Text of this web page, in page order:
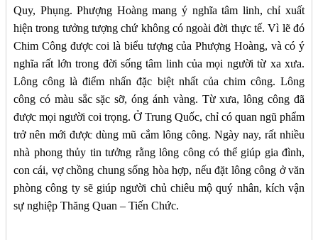
Quy, Phụng. Phượng Hoàng mang ý nghĩa tâm linh, chỉ xuất
hiện trong tưởng tượng chứ không có ngoài đời thực tế. Vì lẽ đó
Chim Công được coi là biểu tượng của Phượng Hoàng, và có ý
nghĩa rất lớn trong đời sống tâm linh của mọi người từ xa xưa.
Lông công là điểm nhấn đặc biệt nhất của chim công. Lông
công có màu sắc sặc sỡ, óng ánh vàng. Từ xưa, lông công đã
được mọi người coi trọng. Ở Trung Quốc, chỉ có quan ngũ phẩm
trở nên mới được dùng mũ cắm lông công. Ngày nay, rất nhiều
nhà phong thủy tin tưởng rằng lông công có thể giúp gia đình,
con cái, vợ chồng chung sống hòa hợp, nếu đặt lông công ở văn
phòng công ty sẽ giúp người chủ chiêu mộ quý nhân, kích vận
sự nghiệp Thăng Quan – Tiến Chức.